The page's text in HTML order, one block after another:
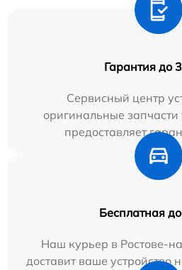
Гарантия до
Сервисный центр
оригинальные
предоставляет
Бесплатная
Наш курьер в Ростове-
доставит ваше устройство